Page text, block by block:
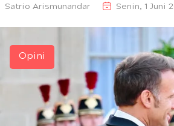
Satrio Arismunandar Senin, 1 Juni
Opini